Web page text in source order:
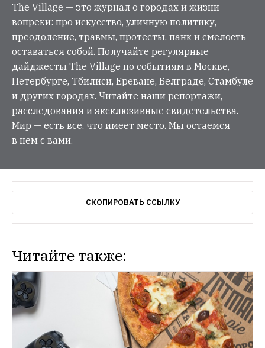
The Village — это журнал о городах и жизни
вопреки: про искусство, уличную политику,
преодоление, травмы, протесты, панк и смелость
оставаться собой. Получайте регулярные
дайджесты The Village по событиям в Москве,
Петербурге, Тбилиси, Ереване, Белграде, Стамбуле
и других городах. Читайте наши репортажи,
расследования и эксклюзивные свидетельства.
Мир — есть все, что имеет место. Мы остаемся
в нем с вами.
СКОПИРОВАТЬ ССЫЛКУ
Читайте также: